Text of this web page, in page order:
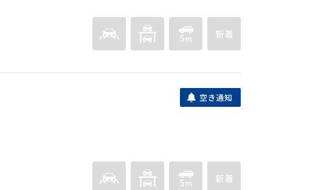
髙井パーキング
福岡市西区豊浜２丁目２６－１９